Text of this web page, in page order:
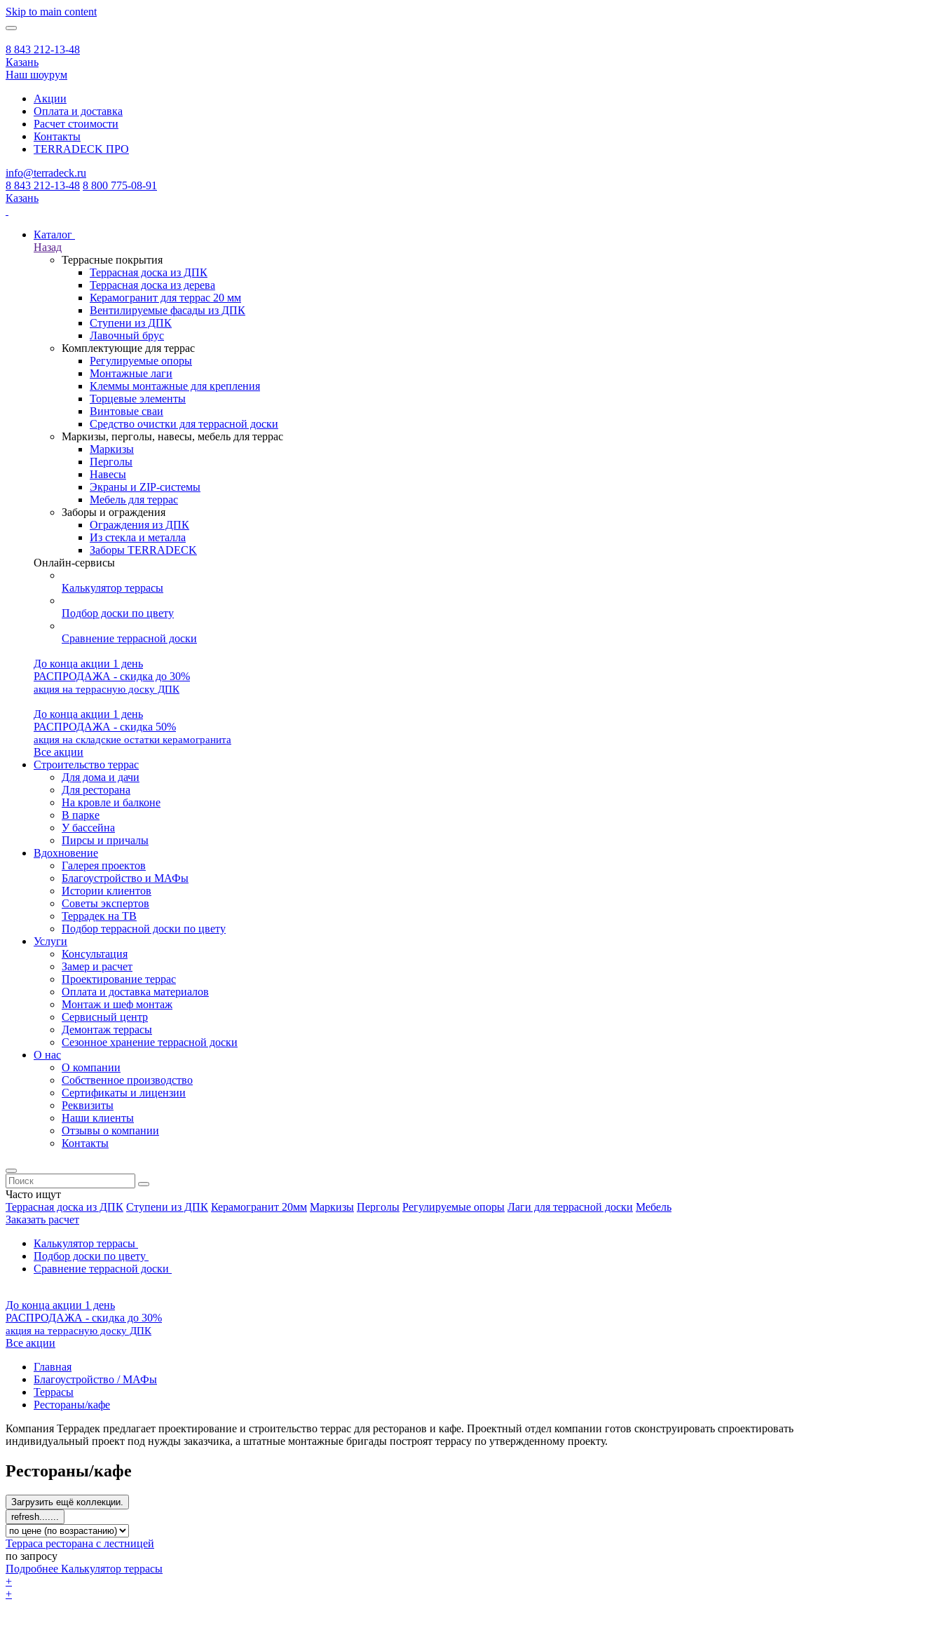
Skip to main content
8 843 212-13-48
Казань
Наш шоурум
Акции
Оплата и доставка
Расчет стоимости
Контакты
TERRADECK ПРО
info@terradeck.ru
8 843 212-13-48 8 800 775-08-91
Казань
Каталог
Назад
Террасные покрытия
Террасная доска из ДПК
Террасная доска из дерева
Керамогранит для террас 20 мм
Вентилируемые фасады из ДПК
Ступени из ДПК
Лавочный брус
Комплектующие для террас
Регулируемые опоры
Монтажные лаги
Клеммы монтажные для крепления
Торцевые элементы
Винтовые сваи
Средство очистки для террасной доски
Маркизы, перголы, навесы, мебель для террас
Маркизы
Перголы
Навесы
Экраны и ZIP-системы
Мебель для террас
Заборы и ограждения
Ограждения из ДПК
Из стекла и металла
Заборы TERRADECK
Онлайн-сервисы
Калькулятор террасы
Подбор доски по цвету
Сравнение террасной доски
До конца акции 1 день
РАСПРОДАЖА - скидка до 30%
акция на террасную доску ДПК
До конца акции 1 день
РАСПРОДАЖА - скидка 50%
акция на складские остатки керамогранита
Все акции
Строительство террас
Для дома и дачи
Для ресторана
На кровле и балконе
В парке
У бассейна
Пирсы и причалы
Вдохновение
Галерея проектов
Благоустройство и МАФы
Истории клиентов
Советы экспертов
Террадек на ТВ
Подбор террасной доски по цвету
Услуги
Консультация
Замер и расчет
Проектирование террас
Оплата и доставка материалов
Монтаж и шеф монтаж
Сервисный центр
Демонтаж террасы
Сезонное хранение террасной доски
О нас
О компании
Собственное производство
Сертификаты и лицензии
Реквизиты
Наши клиенты
Отзывы о компании
Контакты
Часто ищут
Террасная доска из ДПК Ступени из ДПК Керамогранит 20мм Маркизы Перголы Регулируемые опоры Лаги для террасной доски Мебель
Заказать расчет
Калькулятор террасы
Подбор доски по цвету
Сравнение террасной доски
До конца акции 1 день
РАСПРОДАЖА - скидка до 30%
акция на террасную доску ДПК
Все акции
Главная
Благоустройство / МАФы
Террасы
Рестораны/кафе
Компания Террадек предлагает проектирование и строительство террас для ресторанов и кафе. Проектный отдел компании готов сконструировать спроектировать
индивидуальный проект под нужды заказчика, а штатные монтажные бригады построят террасу по утвержденному проекту.
Рестораны/кафе
Терраса ресторана с лестницей
по запросу
Подробнее Калькулятор террасы
+
+